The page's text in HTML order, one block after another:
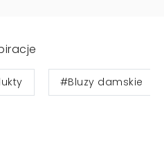
#Bluzy damskie